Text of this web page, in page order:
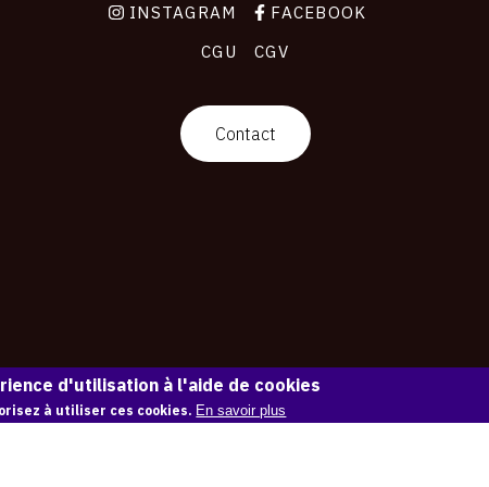
INSTAGRAM
FACEBOOK
CGU
CGV
Contact
d'utilisation à l'aide de cookies
à utiliser ces cookies. En savoir plus